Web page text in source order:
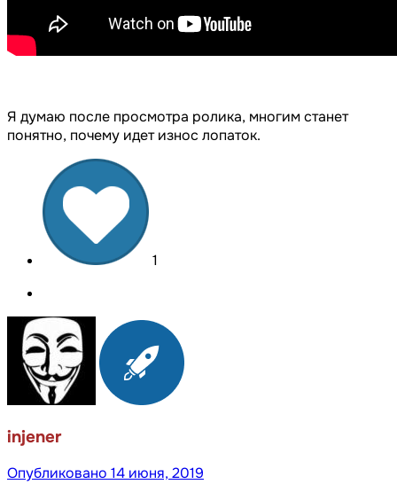
Я думаю после просмотра ролика, многим станет
понятно, почему идет износ лопаток.
1
injener
Опубликовано 14 июня, 2019